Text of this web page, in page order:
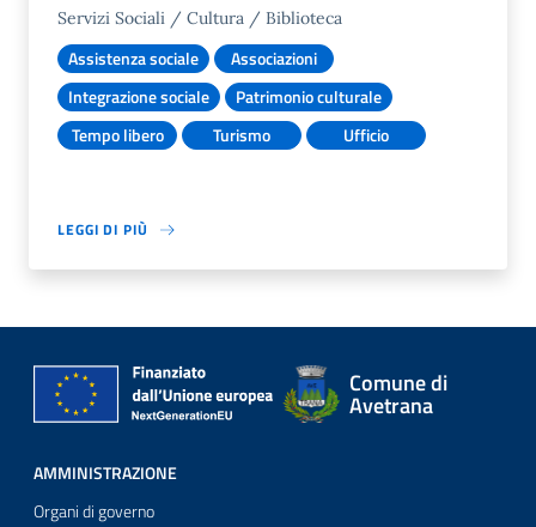
Servizi Sociali / Cultura / Biblioteca
Assistenza sociale
Associazioni
Integrazione sociale
Patrimonio culturale
Tempo libero
Turismo Ufficio
LEGGI DI PIÙ
Comune di
Avetrana
AMMINISTRAZIONE
Organi di governo